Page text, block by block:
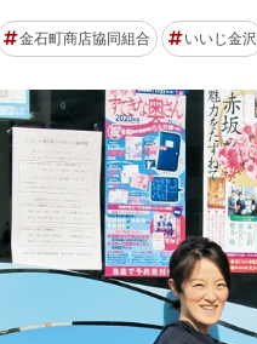
金石町商店協同組合 いいじ金沢